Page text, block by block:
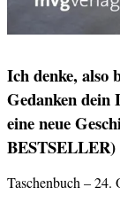
Ich denke,
Gedanken dein
eine neue
BESTSELLER)
Taschenbuch – 24.